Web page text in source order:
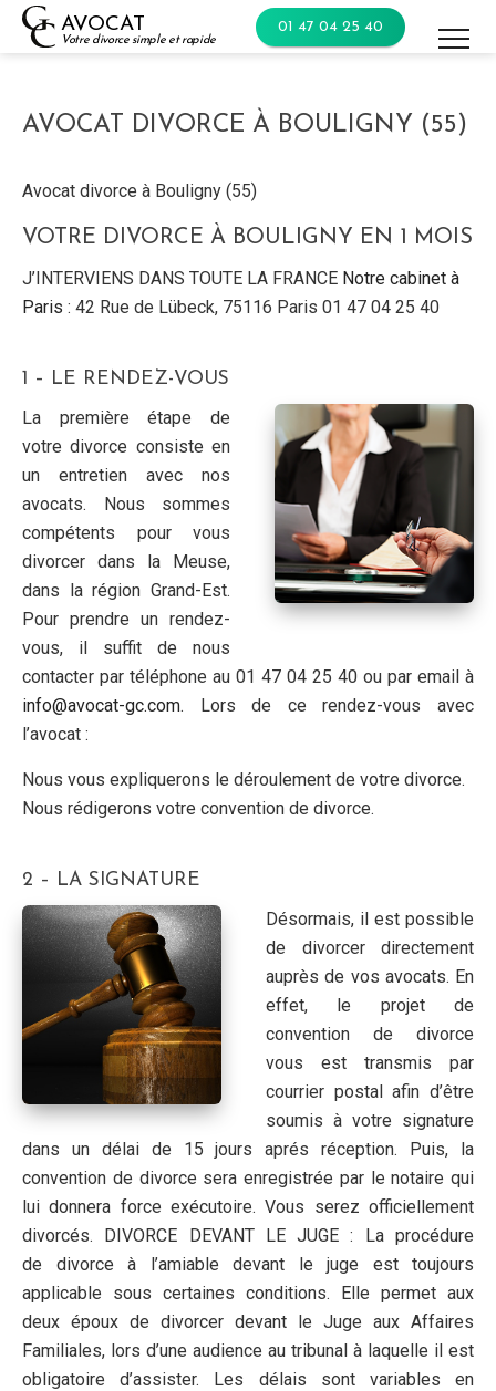
Skip
AVOCAT
Votre divorce simple et rapide
01 47 04 25 40
AVOCAT DIVORCE À BOULIGNY (55)
Avocat divorce à Bouligny (55)
VOTRE DIVORCE À BOULIGNY EN 1 MOIS
J’INTERVIENS DANS TOUTE LA FRANCE Notre cabinet à
Paris : 42 Rue de Lübeck, 75116 Paris 01 47 04 25 40
1 – LE RENDEZ-VOUS
La première étape de
votre divorce consiste en
un entretien avec nos
avocats. Nous sommes
compétents pour vous
divorcer dans la Meuse,
dans la région Grand-Est.
Pour prendre un rendez-
vous, il suffit de nous
contacter par téléphone au 01 47 04 25 40 ou par email à
info@avocat-gc.com. Lors de ce rendez-vous avec
l’avocat :
Nous vous expliquerons le déroulement de votre divorce.
Nous rédigerons votre convention de divorce.
2 – LA SIGNATURE
Désormais, il est possible
de divorcer directement
auprès de vos avocats. En
effet, le projet de
convention de divorce
vous est transmis par
courrier postal afin d’être
soumis à votre signature
dans un délai de 15 jours aprés réception. Puis, la
convention de divorce sera enregistrée par le notaire qui
lui donnera force exécutoire. Vous serez officiellement
divorcés. DIVORCE DEVANT LE JUGE : La procédure
de divorce à l’amiable devant le juge est toujours
applicable sous certaines conditions. Elle permet aux
deux époux de divorcer devant le Juge aux Affaires
Familiales, lors d’une audience au tribunal à laquelle il est
obligatoire d’assister. Les délais sont variables en